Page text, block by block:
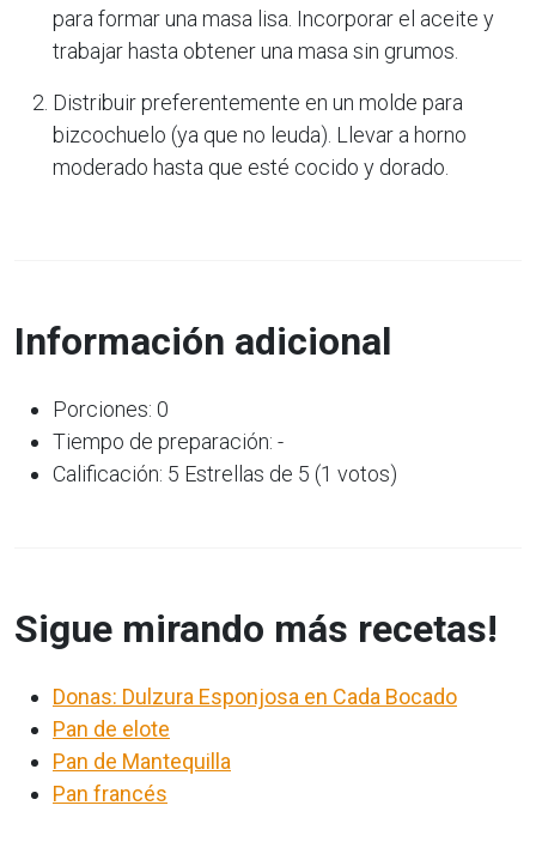
para formar una masa lisa. Incorporar el aceite y
trabajar hasta obtener una masa sin grumos.
Distribuir preferentemente en un molde para
bizcochuelo (ya que no leuda). Llevar a horno
moderado hasta que esté cocido y dorado.
Información adicional
Porciones: 0
Tiempo de preparación: -
Calificación: 5 Estrellas de 5 (1 votos)
Sigue mirando más recetas!
Donas: Dulzura Esponjosa en Cada Bocado
Pan de elote
Pan de Mantequilla
Pan francés